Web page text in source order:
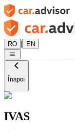
RO | EN
Înapoi
IVAS